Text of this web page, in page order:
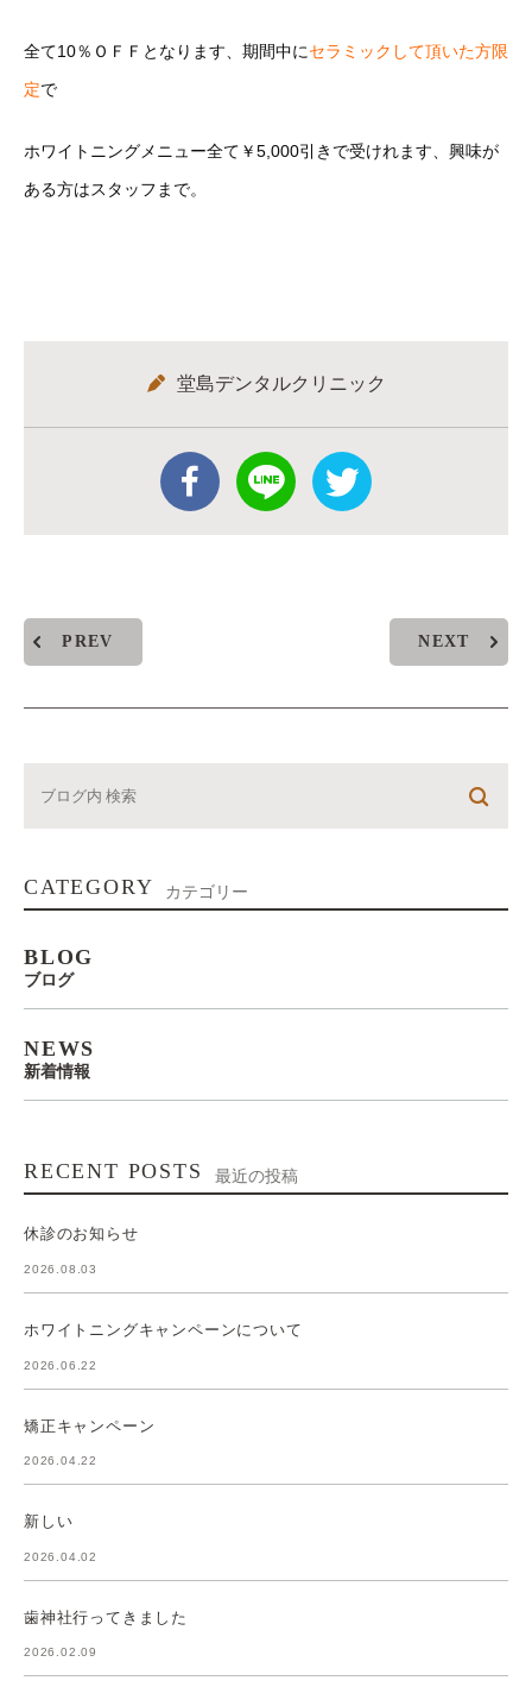
全て10％ＯＦＦとなります、期間中にセラミックして頂いた方限
定で
ホワイトニングメニュー全て￥5,000引きで受けれます、興味が
ある方はスタッフまで。
堂島デンタルクリニック
PREV NEXT
CATEGORY カテゴリー
BLOG
ブログ
NEWS
新着情報
RECENT POSTS 最近の投稿
休診のお知らせ
2026.08.03
ホワイトニングキャンペーンについて
2026.06.22
矯正キャンペーン
2026.04.22
新しい
2026.04.02
歯神社行ってきました
2026.02.09